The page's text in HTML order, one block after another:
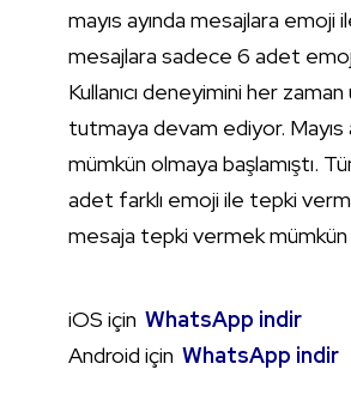
mayıs ayında mesajlara
mesajlara sadece 6 adet
Kullanıcı deneyimini her
tutmaya devam ediyor.
mümkün olmaya başlamıştı.
adet farklı emoji ile tepki
mesaja tepki vermek mümkün
iOS için WhatsApp indir
Android için WhatsApp indir